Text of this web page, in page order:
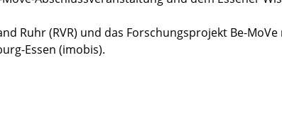
Ruhr (RVR) und das Forschungsprojekt Be-
Essen (imobis).